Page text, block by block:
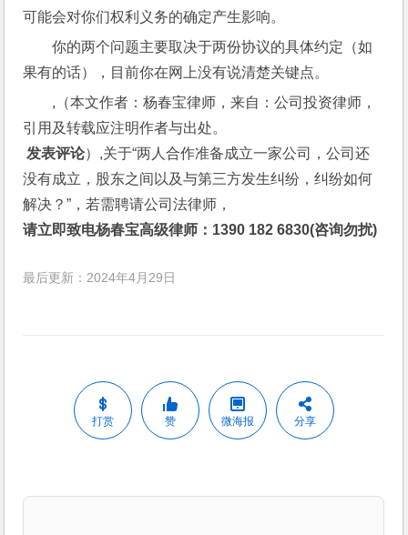
可能会对你们权利义务的确定产生影响。
你的两个问题主要取决于两份协议的具体约定（如
果有的话），目前你在网上没有说清楚关键点。
,（本文作者：杨春宝律师，来自：公司投资律师，
引用及转载应注明作者与出处。
发表评论）,关于“两人合作准备成立一家公司，公司还
没有成立，股东之间以及与第三方发生纠纷，纠纷如何
解决？”，若需聘请公司法律师，
请立即致电杨春宝高级律师：1390 182 6830(咨询勿扰)
最后更新：2024年4月29日
打赏 赞 微海报 分享